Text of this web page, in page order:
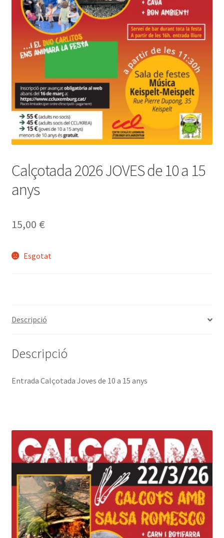
Calçotada 2026 JOVES de 10 a 15
anys
15,00 €
Esgotat
Descripció
Descripció
Entrada Calçotada Joves de 10 a 15 anys